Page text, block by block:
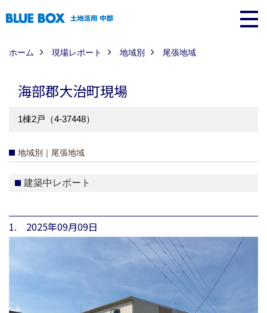
ホーム 現場レポート 地域別 尾張地域
海部郡大治町現場
1棟2戸（4-37448）
地域別｜尾張地域
建築中レポート
1. 2025年09月09日